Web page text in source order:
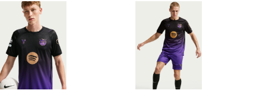
UCL Maillot extérieur homme
26/27 FC Barcelona x Kobe
Bryant
Short extérieur pour homme FC
Barcelona x Kobe Bryant 26/27